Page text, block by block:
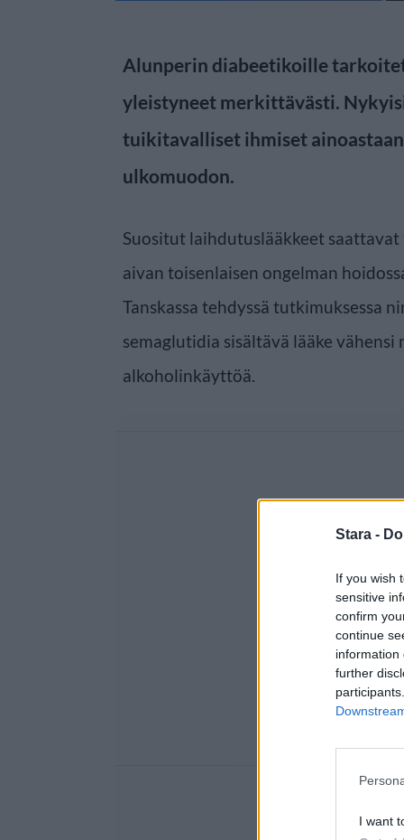
Stara -
If you wish
sensitive
confirm
continue
information
further
I want
Alunperin diabeetikoille
yleistyneet merkittävästi.
tuikitavalliset ihmiset
ulkomuodon.
Suositut laihdutuslääkkeet
aivan toisenlaisen ongelman
Tanskassa tehdyssä tutkimuksessa
semaglutidia sisältävä lääke
alkoholinkäyttöä.